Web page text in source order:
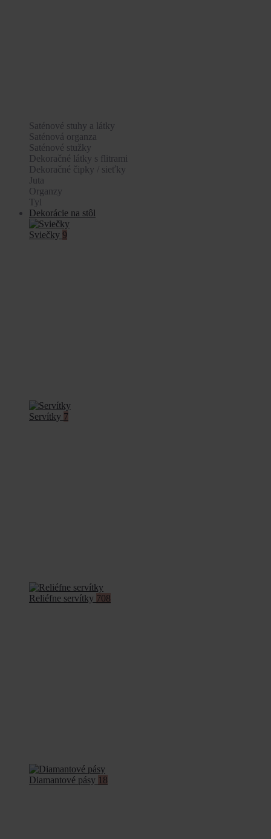
Saténové stuhy a látky
Saténová organza
Saténové stužky
Dekoračné látky s flitrami
Dekoračné čipky / sieťky
Juta
Organzy
Tyl
Dekorácie na stôl
Sviečky 9
Servítky 7
Reliéfne servítky 708
Diamantové pásy 18